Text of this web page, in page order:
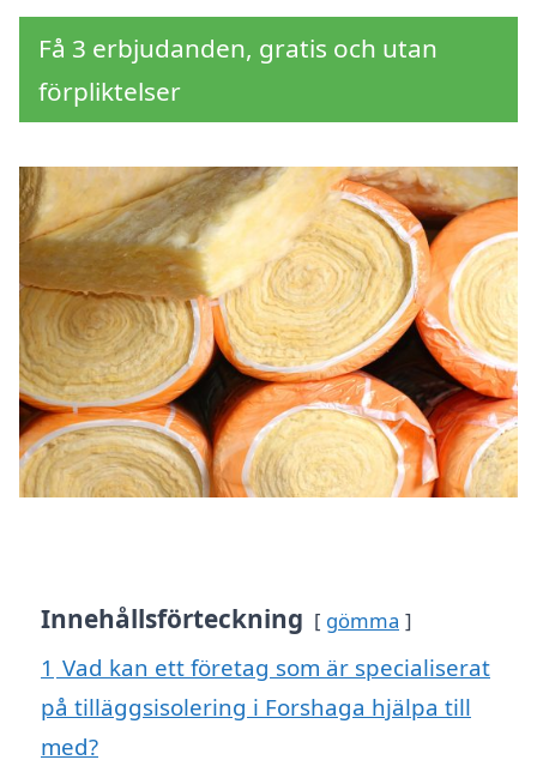
Få 3 erbjudanden, gratis och utan
förpliktelser
Innehållsförteckning gömma
1 Vad kan ett företag som är specialiserat
på tilläggsisolering i Forshaga hjälpa till
med?